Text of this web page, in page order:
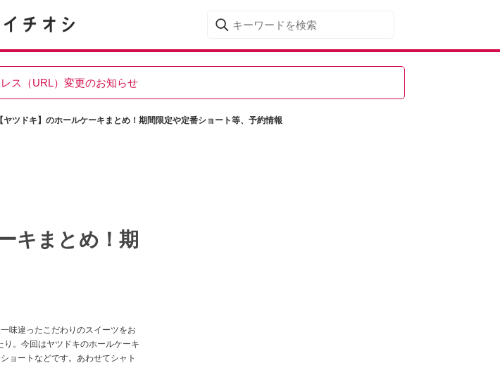
ス（URL）変更のお知らせ
ヤツドキ】のホールケーキまとめ！期間限定や定番ショート等、予約情報
キまとめ！期
味違ったこだわりのスイーツをお
。今回はヤツドキのホールケーキ
ョートなどです。あわせてシャト